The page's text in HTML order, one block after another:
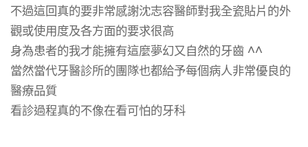
不過這回真的要非常感謝沈志容醫師對我全瓷貼片的外
觀或使用度及各方面的要求很高
身為患者的我才能擁有這麼夢幻又自然的牙齒 ^^
當然當代牙醫診所的團隊也都給予每個病人非常優良的
醫療品質
看診過程真的不像在看可怕的牙科